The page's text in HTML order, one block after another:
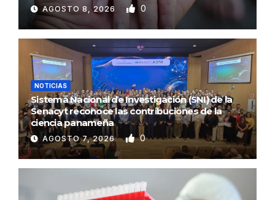
AGOSTO 8, 2026 0
NOTICIAS
Sistema Nacional de Investigación (SNI) de la
Senacyt reconoce las contribuciones de la
ciencia panameña
AGOSTO 7, 2026 0